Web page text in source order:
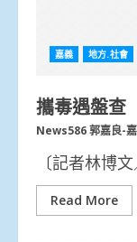
嘉義 地方.社會
攜毒遇盤
News586 郭嘉良-
〔記者林博
Read More